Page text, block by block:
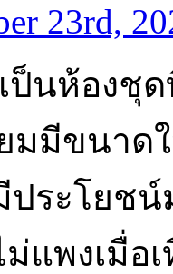
23rd,
ป็นห้องชุ
มมีขนาด
ระโยช
แพงเมื่อ